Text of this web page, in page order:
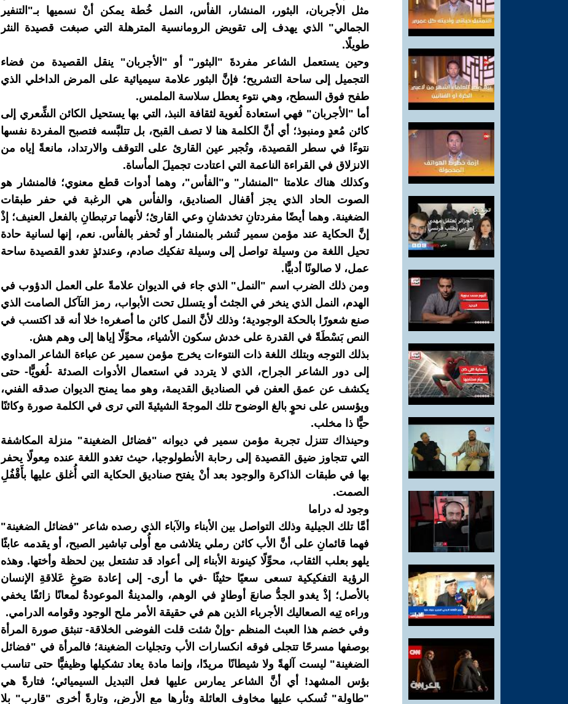
مثل الأجربان، البثور، المنشار، الفأس، النمل خُطة يمكن أنْ نسميها بـ"التنفير
الجمالي" الذي يهدف إلى تقويض الرومانسية المترهلة التي صبغت قصيدة النثر
طويلًا.
وحين يستعمل الشاعر مفردةَ "البثور" أو "الأجربان" ينقل القصيدة من فضاء
التجميل إلى ساحة التشريح؛ فإنَّ البثور علامة سيميائية على المرض الداخلي الذي
طفح فوق السطح، وهي نتوء يعطل سلاسة الملمس.
أما "الأجربان" فهي استعادة لُغوية لثقافة النبذ، التي بها يستحيل الكائن الشِّعري إلى
كائن مُعدٍ ومنبوذ؛ أي أنَّ الكلمة هنا لا تصف القبح، بل تتلبَّسه فتصبح المفردة نفسها
نتوءًا في سطر القصيدة، وتُجبر عين القارئ على التوقف والارتداد، مانعةً إياه من
الانزلاق في القراءة الناعمة التي اعتادت تجميلَ المأساة.
وكذلك هناك علامتا "المنشار" و"الفأس"، وهما أدوات قطع معنوي؛ فالمنشار هو
الصوت الحاد الذي يجز أقفال الصناديق، والفأس هي الرغبة في حفر طبقات
الضغينة. وهما أيضًا مفردتانِ تخدشانِ وعي القارئ؛ لأنهما ترتبطانِ بالفعل العنيف؛ إذْ
إنَّ الحكاية عند مؤمن سمير تُنشر بالمنشار أو تُحفر بالفأس. نعم، إنها لسانية حادة
تحيل اللغة من وسيلة تواصل إلى وسيلة تفكيك صادم، وعندئذٍ تغدو القصيدة ساحة
عمل، لا صالونًا أدبيًّا.
ومن ذلك الضرب اسم "النمل" الذي جاء في الديوان علامةً على العمل الدؤوب في
الهدم، النمل الذي ينخر في الجثث أو يتسلل تحت الأبواب، رمز التآكل الصامت الذي
صنع شعورًا بالحكة الوجودية؛ وذلك لأنَّ النمل كائن ما أصغره! خلا أنه قد اكتسب في
النص بَسْطَةً في القدرة على خدش سكون الأشياء، محوِّلًا إياها إلى وهم هش.
بذلك التوجه وبتلك اللغة ذات النتوءات يخرج مؤمن سمير عن عباءة الشاعر المداوي
إلى دور الشاعر الجراح، الذي لا يتردد في استعمال الأدوات الصدئة -لُغويًّا- حتى
يكشف عن عمق العفن في الصناديق القديمة، وهو مما يمنح الديوان صدقه الفني،
ويؤسس على نحوٍ بالغ الوضوح تلك الموجةَ الشيئيةَ التي ترى في الكلمة صورة وكائنًا
حيًّا ذا مخلب.
وحينذاك تتنزل تجربة مؤمن سمير في ديوانه "فضائل الضغينة" منزلة المكاشفة
التي تتجاوز ضيق القصيدة إلى رحابة الأنطولوجيا، حيث تغدو اللغة عنده مِعولًا يحفر
بها في طبقات الذاكرة والوجود بعد أنْ يفتح صناديق الحكاية التي أُغلق عليها بأَقْفُلِ
الصمت.
وجود له دراما
أمَّا تلك الجيلية وذلك التواصل بين الأبناء والآباء الذي رصده شاعر "فضائل الضغينة"
فهما قائمانِ على أنَّ الأب كائن رملي يتلاشى مع أُولى تباشير الصبح، أو يقدمه عابثًا
يلهو بعلب الثقاب، محوِّلًا كينونة الأبناء إلى أعواد قد تشتعل بين لحظة وأختها. وهذه
الرؤية التفكيكية تسعى سعيًا حثيثًا -في ما أرى- إلى إعادة صَوغِ عَلاقةِ الإنسان
بالأصل؛ إذْ يغدو الجدُّ صانعَ أوطادٍ في الوهم، والمدينةُ الموعودةُ لمعانًا زائفًا يخفي
وراءه تِيه الصعاليك الأجرباء الذين هم في حقيقة الأمر ملح الوجود وقوامه الدرامي.
وفي خضم هذا العبث المنظم -وإنْ شئت قلت الفوضى الخلاقة- تنبثق صورة المرأة
بوصفها مسرحًا تتجلى فوقه انكسارات الأب وتجليات الضغينة؛ فالمرأة في "فضائل
الضغينة" ليست آلهةً ولا شيطانًا مريدًا، وإنما مادة يعاد تشكيلها وظيفيًّا حتى تناسب
بؤس المشهد! أي أنَّ الشاعر يمارس عليها فعل التبديل السيميائي؛ فتارةً هي
"طاولة" تُسكب عليها مخاوف العائلة وثأرها مع الأرض، وتارةً أخرى "قارب" بلا